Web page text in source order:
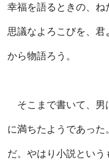
幸福を語るときの、
思議なよろこびを、君
から物語ろう。
そこまで書いて、男
に満ちたようであっ
だ。やはり小説とい